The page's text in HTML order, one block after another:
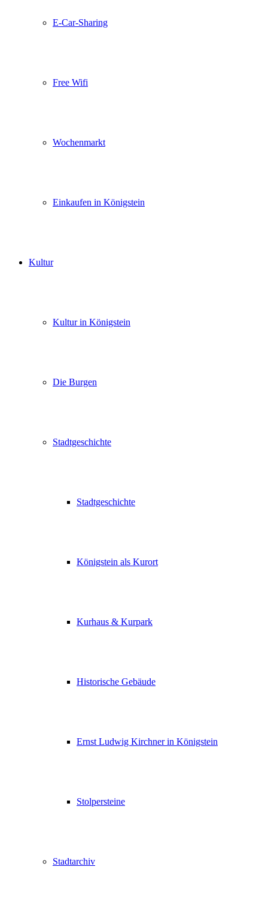
E-Car-Sharing
Free Wifi
Wochenmarkt
Einkaufen in Königstein
Kultur
Kultur in Königstein
Die Burgen
Stadtgeschichte
Stadtgeschichte
Königstein als Kurort
Kurhaus & Kurpark
Historische Gebäude
Ernst Ludwig Kirchner in Königstein
Stolpersteine
Stadtarchiv